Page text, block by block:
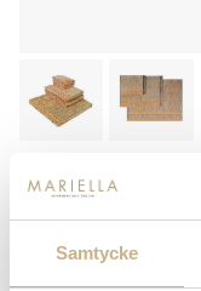
Samtycke
MISSONI
148